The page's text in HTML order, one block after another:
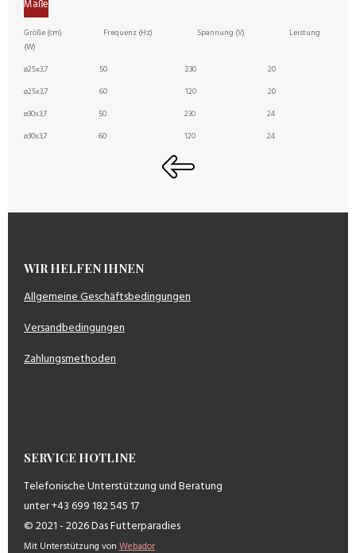
Maße
Größe (cm) Frequenz (Hz) Spannung (V) Leistung
(W)
ø25x3,7 50 230 20
ø25x3,7 60 120 20
ø30x3,7 50 230 24
ø30x3,7 60 120 24
WIR HELFEN IHNEN
Allgemeine Geschäftsbedingungen
Versandbedingungen
Zahlungsmethoden
SERVICE HOTLINE
Telefonische Unterstützung und Beratung
unter +43 699 182 545 17
© 2021 - 2026 Das Futterparadies
Mit Unterstützung von Webador